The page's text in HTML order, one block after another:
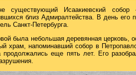
существующий Исаакиевский
близ Адмиралтейства. В день
Санкт-Петербурга.
была небольшая деревянная церковь,
храм, напоминавший собор в
продолжались еще пять лет. Его